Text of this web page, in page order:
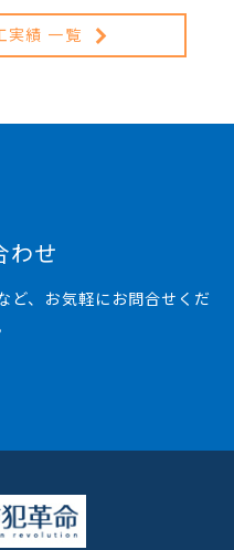
実績 一覧
わせ
ど、お気軽にお問合せくだ